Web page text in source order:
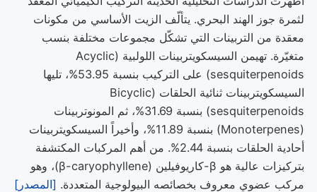
لثمرة جوز الهند البحري. يتألّف الزيت الأساسي من مكونات
معقدة من التربينات التي تشكّل مجموعات مختلفة بنسب
متغيّرة. تهيمن السيسكويتربينات اللولبية (Acyclic
sesquiterpenoids) على التركيب بنسبة 53.95%، تليها
السيسكويتربينات ثنائية الحلقات (Bicyclic
sesquiterpenoids) بنسبة 31.69%، ثم المونوتربينات
(Monoterpenes) بنسبة 11.89%، وأخيراً السيسكويتربينات
أحادية الحلقات بنسبة 2.44%. من أهم المركبات المكتشفة
بتركيزات عالية هو β-كاريوفيلين (β-caryophyllene)، وهو
مركب عضوي معروف بخصائصه البيولوجية المتعددة. [المصدر]